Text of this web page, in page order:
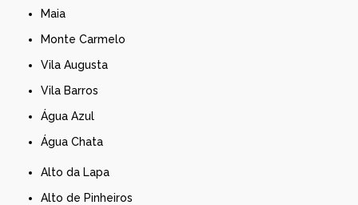
Maia
Monte Carmelo
Vila Augusta
Vila Barros
Água Azul
Água Chata
Alto da Lapa
Alto de Pinheiros